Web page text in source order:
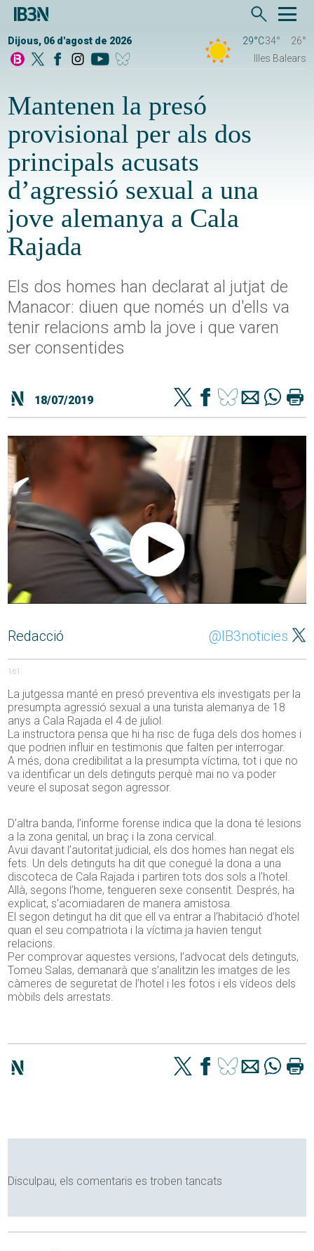
Dijous, 06 d'agost de 2026 29°C34°
26°
Illes Balears
Mantenen la presó
provisional per als dos
principals acusats
d’agressió sexual a una
jove alemanya a Cala
Rajada
Els dos homes han declarat al jutjat de
Manacor: diuen que només un d'ells va
tenir relacions amb la jove i que varen
ser consentides
18/07/2019
Redacció @IB3noticies
161
La jutgessa manté en presó preventiva els investigats per la
presumpta agressió sexual a una turista alemanya de 18
anys a Cala Rajada el 4 de juliol.
La instructora pensa que hi ha risc de fuga dels dos homes i
que podrien influir en testimonis que falten per interrogar.
A més, dona credibilitat a la presumpta víctima, tot i que no
va identificar un dels detinguts perquè mai no va poder
veure el suposat segon agressor.
D’altra banda, l’informe forense indica que la dona té lesions
a la zona genital, un braç i la zona cervical.
Avui davant l’autoritat judicial, els dos homes han negat els
fets. Un dels detinguts ha dit que conegué la dona a una
discoteca de Cala Rajada i partiren tots dos sols a l’hotel.
Allà, segons l’home, tengueren sexe consentit. Després, ha
explicat, s’acomiadaren de manera amistosa.
El segon detingut ha dit que ell va entrar a l’habitació d’hotel
quan el seu compatriota i la víctima ja havien tengut
relacions.
Per comprovar aquestes versions, l’advocat dels detinguts,
Tomeu Salas, demanarà que s’analitzin les imatges de les
càmeres de seguretat de l’hotel i les fotos i els vídeos dels
mòbils dels arrestats.
Disculpau, els comentaris es troben tancats